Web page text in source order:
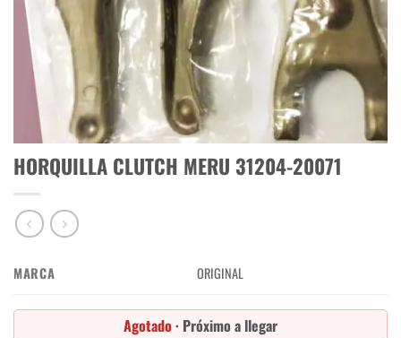
HORQUILLA CLUTCH MERU 31204-20071
MARCA ORIGINAL
Agotado · Próximo a llegar